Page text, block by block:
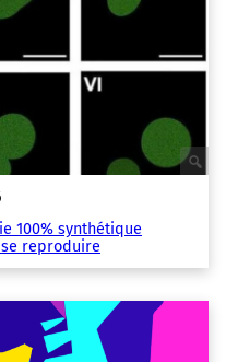
100% synthétique
reproduire